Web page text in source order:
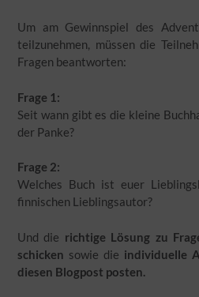
Um am Gewinnspiel des
teilzunehmen, müssen die
Fragen beantworten:
Frage 1:
Seit wann gibt es die kleine
der Panke?
Frage 2:
Welches Buch ist euer
finnischen Lieblingsautor?
Und die richtige Lösung zu
schicken sowie die individuelle
diesen Blogpost posten.